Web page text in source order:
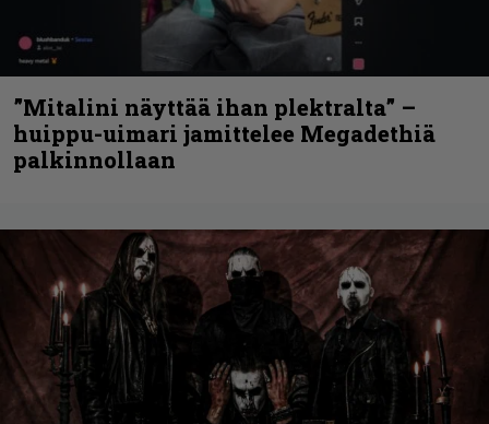
”Mitalini näyttää ihan plektralta” –
huippu-uimari jamittelee Megadethiä
palkinnollaan